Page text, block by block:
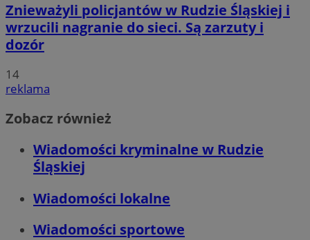
Znieważyli policjantów w Rudzie Śląskiej i
wrzucili nagranie do sieci. Są zarzuty i
dozór
14
reklama
Zobacz również
Wiadomości kryminalne w Rudzie
Śląskiej
Wiadomości lokalne
Wiadomości sportowe